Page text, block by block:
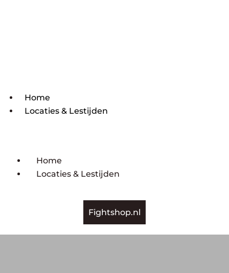
Home
Locaties & Lestijden
Home
Locaties & Lestijden
Fightshop.nl